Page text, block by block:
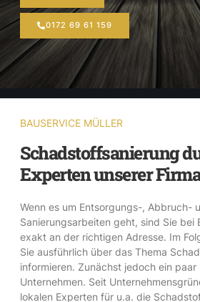
0172 69 61 159
BAUSERVICE MÜLLER
Schadstoffsanierung
Experten unserer Firma
Wenn es um Entsorgungs-, Abbruch-
Sanierungsarbeiten geht, sind Sie bei
exakt an der richtigen Adresse. Im
Sie ausführlich über das Thema
informieren. Zunächst jedoch ein paar
Unternehmen. Seit
lokalen Experten für u.a. die